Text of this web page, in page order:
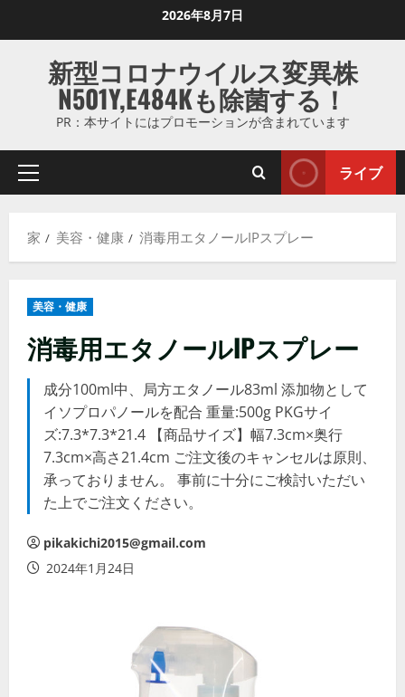
ス
ッ
ま
2026年8月7日
新型コロナウイルス変異株
N501Y,E484Kも除菌する！
PR：本サイトにはプロモーションが含まれています
プ
マ
ニ
ュ
ー
ライブ
家 美容・健康 消毒用エタノールIPスプレー
美容・健康
消毒用エタノールIPスプレー
成分100ml中、局方エタノール83ml 添加物として
イソプロパノールを配合 重量:500g PKGサイ
ズ:7.3*7.3*21.4 【商品サイズ】幅7.3cm×奥行
7.3cm×高さ21.4cm ご注文後のキャンセルは原則、
承っておりません。 事前に十分にご検討いただい
た上でご注文ください。
pikakichi2015@gmail.com
2024年1月24日